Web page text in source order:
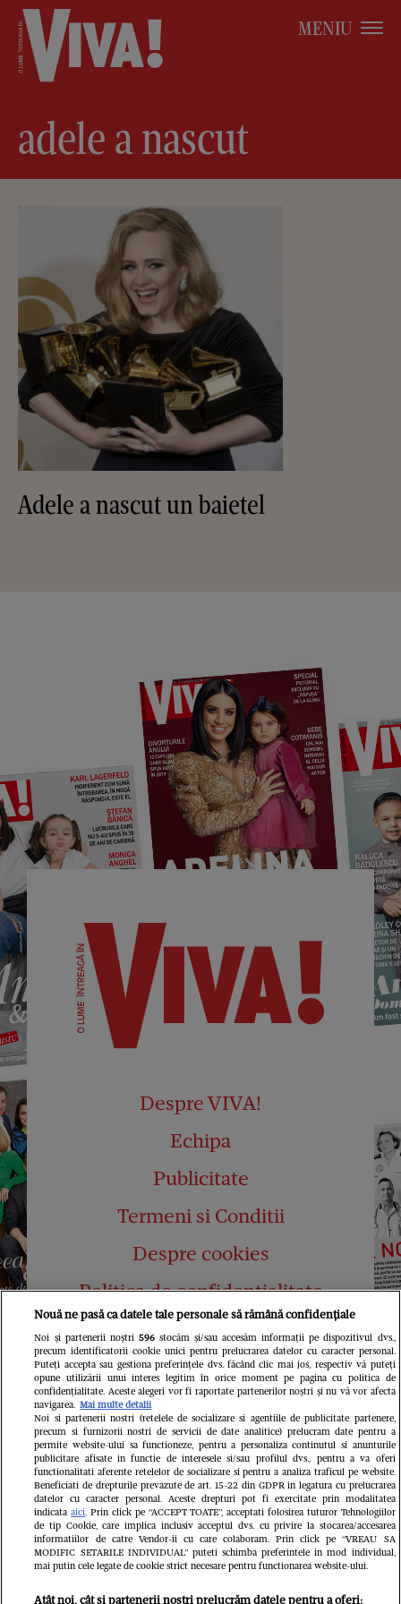
MENIU
adele a nascut
Adele a nascut un baietel
Despre VIVA!
Echipa
Publicitate
Termeni si Conditii
Despre cookies
Politica de confidențialitate
Abonamente
Contact
Pariază responsabil! Decizia ONJN nr.
821/25.09.2025.
Jocurile de noroc sunt interzise minorilor.
LINKS
Copyright 2026 Ringier Romania – Toate
Nouă ne pasă ca datele tale personale să rămână confidențiale
Noi și partenerii noștri 596stocăm și/sau accesăm informații pe dispozitivul dvs.,
precum identificatorii cookie unici pentru prelucrarea datelor cu caracter personal.
Puteți accepta sau gestiona preferințele dvs. făcând clic mai jos, respectiv vă puteți
opune utilizării unui interes legitim în orice moment pe pagina cu politica de
confidențialitate. Aceste alegeri vor fi raportate partenerilor noștri și nu vă vor afecta
navigarea. Mai multe detalii
Noi si partenerii nostri (retelele de socializare si agentiile de publicitate partenere,
precum si furnizorii nostri de servicii de date analitice) prelucram date pentru a
permite website-ului sa functioneze, pentru a personaliza continutul si anunturile
publicitare afisate in functie de interesele si/sau profilul dvs., pentru a va oferi
functionalitati aferente retelelor de socializare si pentru a analiza traficul pe website.
Beneficiati de drepturile prevazute de art. 15-22 din GDPR in legatura cu prelucrarea
datelor cu caracter personal. Aceste drepturi pot fi exercitate prin modalitatea
indicataaici. Prin click pe “ACCEPT TOATE”, acceptati folosirea tuturor Tehnologiilor
de tip Cookie, care implica inclusiv acceptul dvs. cu privire la stocarea/accesarea
informatiilor de catre Vendor-ii cu care colaboram. Prin click pe “VREAU SA
MODIFIC SETARILE INDIVIDUAL” puteti schimba preferintele in mod individual,
mai putin cele legate de cookie strict necesare pentru functionarea website-ului.
Atât noi, cât și partenerii noștri prelucrăm datele pentru a oferi: